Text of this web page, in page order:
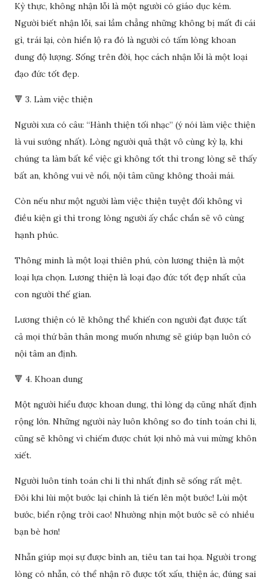
Kỳ thực, không nhận lỗi là một người có giáo dục kém.
Người biết nhận lỗi, sai lầm chẳng những không bị mất đi cái
gì, trái lại, còn hiển lộ ra đó là người có tấm lòng khoan
dung độ lượng. Sống trên đời, học cách nhận lỗi là một loại
đạo đức tốt đẹp.
🔻 3. Làm việc thiện
Người xưa có câu: “Hành thiện tối nhạc” (ý nói làm việc thiện
là vui sướng nhất). Lòng người quả thật vô cùng kỳ lạ, khi
chúng ta làm bất kể việc gì không tốt thì trong lòng sẽ thấy
bất an, không vui vẻ nổi, nội tâm cũng không thoải mái.
Còn nếu như một người làm việc thiện tuyệt đối không vì
điều kiện gì thì trong lòng người ấy chắc chắn sẽ vô cùng
hạnh phúc.
Thông minh là một loại thiên phú, còn lương thiện là một
loại lựa chọn. Lương thiện là loại đạo đức tốt đẹp nhất của
con người thế gian.
Lương thiện có lẽ không thể khiến con người đạt được tất
cả mọi thứ bản thân mong muốn nhưng sẽ giúp bạn luôn có
nội tâm an định.
🔻 4. Khoan dung
Một người hiểu được khoan dung, thì lòng dạ cũng nhất định
rộng lớn. Những người này luôn không so đo tính toán chi li,
cũng sẽ không vì chiếm được chút lợi nhỏ mà vui mừng khôn
xiết.
Người luôn tính toán chi li thì nhất định sẽ sống rất mệt.
Đôi khi lùi một bước lại chính là tiến lên một bước! Lùi một
bước, biển rộng trời cao! Nhường nhịn một bước sẽ có nhiều
bạn bè hơn!
Nhẫn giúp mọi sự được bình an, tiêu tan tai họa. Người trong
lòng có nhẫn, có thể nhận rõ được tốt xấu, thiện ác, đúng sai